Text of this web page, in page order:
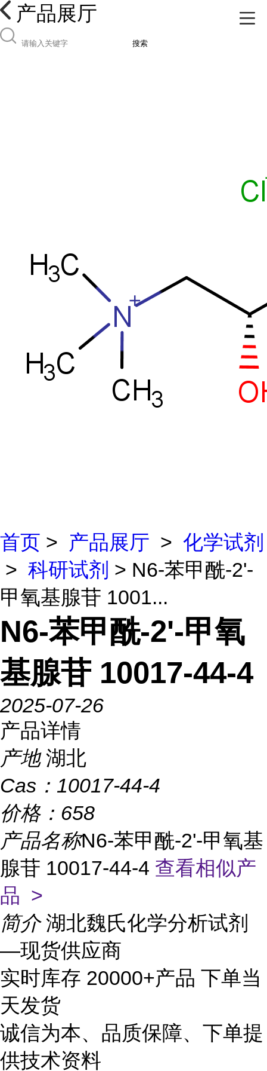
产品展厅
搜索
首页 > 产品展厅 > 化学试剂
> 科研试剂 > N6-苯甲酰-2'-
甲氧基腺苷 1001...
N6-苯甲酰-2'-甲氧
基腺苷 10017-44-4
2025-07-26
产品详情
产地 湖北
Cas： 10017-44-4
价格： 658
产品名称N6-苯甲酰-2'-甲氧基
腺苷 10017-44-4 查看相似产
品 >
简介 湖北魏氏化学分析试剂
—现货供应商
实时库存 20000+产品 下单当
天发货
诚信为本、品质保障、下单提
供技术资料